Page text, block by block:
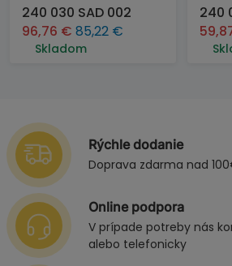
240 030 SAD 002
96,76 € 85,22 €
Skladom
240
Rýchle dodanie
Doprava zdarma nad
Online podpora
V prípade potreby nás
alebo telefonicky